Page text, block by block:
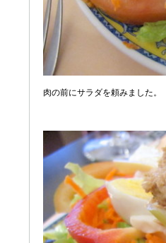
肉の前にサラダを頼みました。